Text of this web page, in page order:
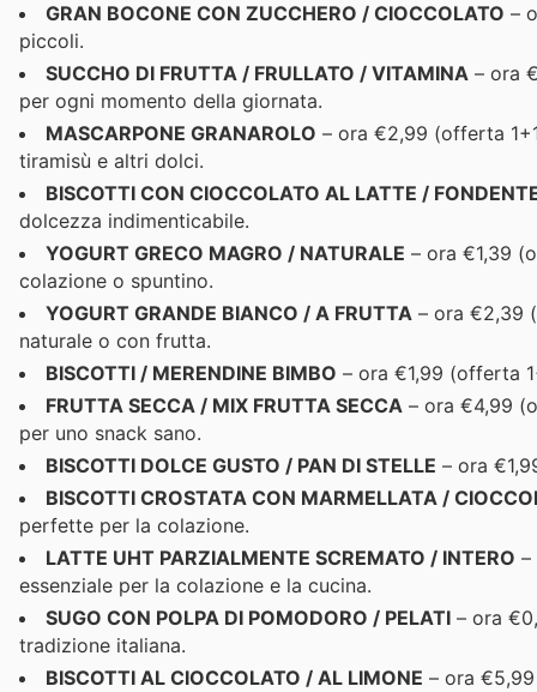
GRAN BOCONE CON ZUCCHERO / CIOCCOLATO –
piccoli.
SUCCHO DI FRUTTA / FRULLATO / VITAMINA – ora
per ogni momento della giornata.
MASCARPONE GRANAROLO – ora €2,99 (offerta
tiramisù e altri dolci.
BISCOTTI CON CIOCCOLATO AL LATTE /
dolcezza indimenticabile.
YOGURT GRECO MAGRO / NATURALE – ora €1,39
colazione o spuntino.
YOGURT GRANDE BIANCO / A FRUTTA – ora €2,39
naturale o con frutta.
BISCOTTI / MERENDINE BIMBO – ora €1,99 (offerta
FRUTTA SECCA / MIX FRUTTA SECCA – ora €4,99
per uno snack sano.
BISCOTTI DOLCE GUSTO / PAN DI STELLE – ora
BISCOTTI CROSTATA CON MARMELLATA /
perfette per la colazione.
LATTE UHT PARZIALMENTE SCREMATO / INTERO –
essenziale per la colazione e la cucina.
SUGO CON POLPA DI POMODORO / PELATI – ora
tradizione italiana.
BISCOTTI AL CIOCCOLATO / AL LIMONE – ora